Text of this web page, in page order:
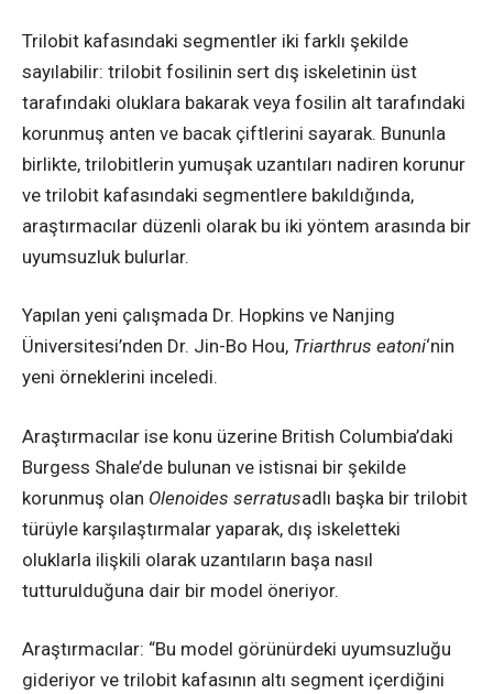
Trilobit kafasındaki segmentler iki farklı şekilde
sayılabilir: trilobit fosilinin sert dış iskeletinin üst
tarafındaki oluklara bakarak veya fosilin alt tarafındaki
korunmuş anten ve bacak çiftlerini sayarak. Bununla
birlikte, trilobitlerin yumuşak uzantıları nadiren korunur
ve trilobit kafasındaki segmentlere bakıldığında,
araştırmacılar düzenli olarak bu iki yöntem arasında bir
uyumsuzluk bulurlar.
Yapılan yeni çalışmada Dr. Hopkins ve Nanjing
Üniversitesi’nden Dr. Jin-Bo Hou, Triarthrus eatoni‘nin
yeni örneklerini inceledi.
Araştırmacılar ise konu üzerine British Columbia’daki
Burgess Shale’de bulunan ve istisnai bir şekilde
korunmuş olan Olenoides serratusadlı başka bir trilobit
türüyle karşılaştırmalar yaparak, dış iskeletteki
oluklarla ilişkili olarak uzantıların başa nasıl
tutturulduğuna dair bir model öneriyor.
Araştırmacılar: “Bu model görünürdeki uyumsuzluğu
gideriyor ve trilobit kafasının altı segment içerdiğini